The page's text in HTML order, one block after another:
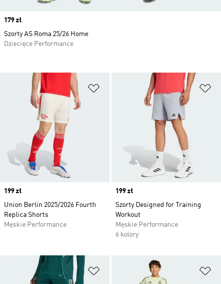
Dodaj do listy życzeń
Price
199 zł
Union Berlin 2025/2026 Fourth
Replica Shorts
Męskie Performance
Price
199 zł
Szorty Designed for Training
Workout
Męskie Performance
6 kolory
Dodaj do listy życzeń
Price
179 zł
Szorty AS Roma 25/26 Home
Dziecięce Performance